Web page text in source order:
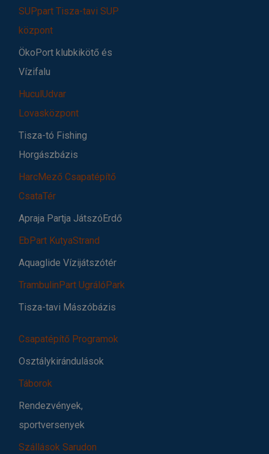
SUPpart Tisza-tavi SUP
központ
ÖkoPort klubkikötő és
Vízifalu
HuculUdvar
Lovasközpont
Tisza-tó Fishing
Horgászbázis
HarcMező Csapatépítő
CsataTér
Apraja Partja JátszóErdő
EbPart KutyaStrand
Aquaglide Vízijátszótér
TrambulinPart UgrálóPark
Tisza-tavi Mászóbázis
Csapatépítő Programok
Osztálykirándulások
Táborok
Rendezvények,
sportversenyek
Szállások Sarudon